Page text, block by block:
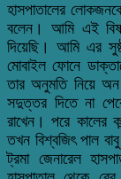
হাসপাতালের
বলেন। আমি এই
দিয়েছি। আমি এর
মোবাইল ফোনে
তার অনুমতি নিয়ে
সদুত্তর দিতে না
রাখেন। পরে কালের
তখন বিশ্বজিৎ পাল
ট্রমা জেনারেল